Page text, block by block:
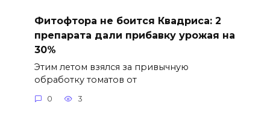
Фитофтора не боится Квадриса: 2
препарата дали прибавку урожая на
30%
Этим летом взялся за привычную
обработку томатов от
0 3